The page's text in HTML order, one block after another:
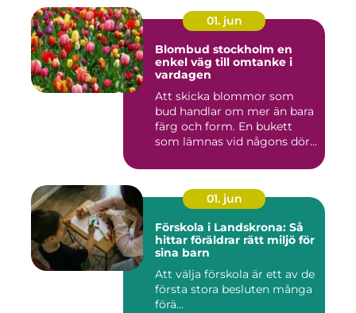
01. jun
Blombud stockholm en
enkel väg till omtanke i
vardagen
Att skicka blommor som
bud handlar om mer än bara
färg och form. En bukett
som lämnas vid någons dör...
01. jun
Förskola i Landskrona: Så
hittar föräldrar rätt miljö för
sina barn
Att välja förskola är ett av de
första stora besluten många
förä...